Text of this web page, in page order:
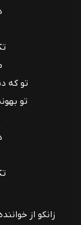
تو که
تو
زانکو از